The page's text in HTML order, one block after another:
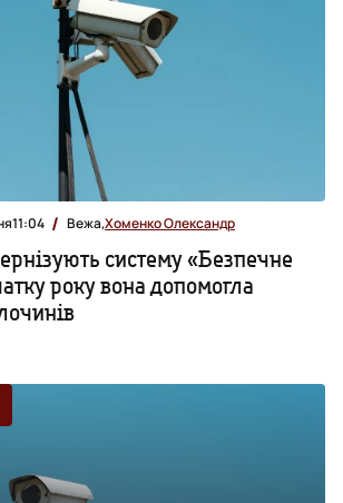
11:04 Вежа,Хоменко Олександр
систему «Безпечне
року вона допомогла